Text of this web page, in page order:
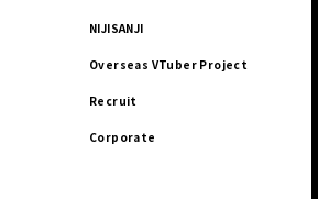
NIJISANJI
Overseas VTuber Project
Recruit
Corporate